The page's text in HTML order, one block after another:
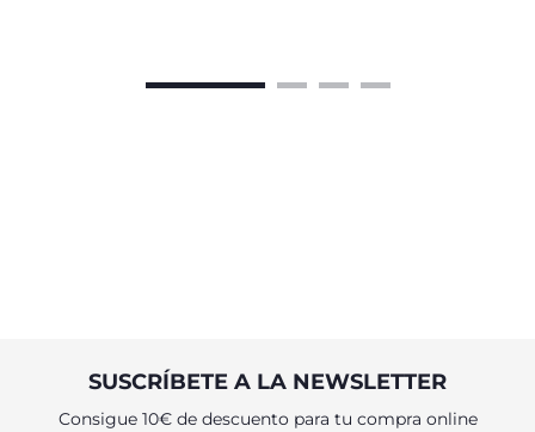
SUSCRÍBETE A LA NEWSLETTER
Consigue 10€ de descuento para tu compra online